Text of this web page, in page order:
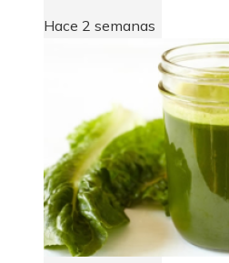
Hace 2 semanas